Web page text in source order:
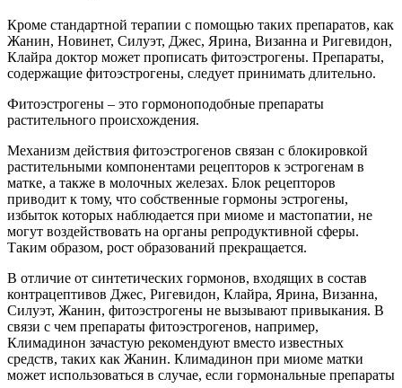
Кроме стандартной терапии с помощью таких препаратов, как
Жанин, Новинет, Силуэт, Джес, Ярина, Визанна и Ригевидон,
Клайра доктор может прописать фитоэстрогены. Препараты,
содержащие фитоэстрогены, следует принимать длительно.
Фитоэстрогены – это гормоноподобные препараты
растительного происхождения.
Механизм действия фитоэстрогенов связан с блокировкой
растительными компонентами рецепторов к эстрогенам в
матке, а также в молочных железах. Блок рецепторов
приводит к тому, что собственные гормоны эстрогены,
избыток которых наблюдается при миоме и мастопатии, не
могут воздействовать на органы репродуктивной сферы.
Таким образом, рост образований прекращается.
В отличие от синтетических гормонов, входящих в состав
контрацептивов Джес, Ригевидон, Клайра, Ярина, Визанна,
Силуэт, Жанин, фитоэстрогены не вызывают привыкания. В
связи с чем препараты фитоэстрогенов, например,
Климадинон зачастую рекомендуют вместо известных
средств, таких как Жанин. Климадинон при миоме матки
может использоваться в случае, если гормональные препараты